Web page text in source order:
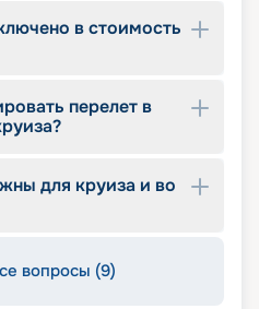
в стоимость
перелет в
для круиза и во
вопросы (9)